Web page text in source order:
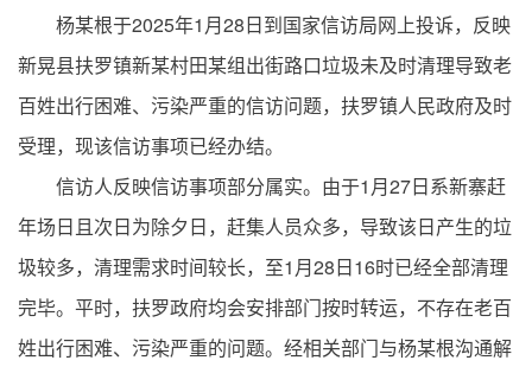
杨某根于2025年1月28日到国家信访局网上投诉，反映
新晃县扶罗镇新某村田某组出街路口垃圾未及时清理导致老
百姓出行困难、污染严重的信访问题，扶罗镇人民政府及时
受理，现该信访事项已经办结。
信访人反映信访事项部分属实。由于1月27日系新寨赶
年场日且次日为除夕日，赶集人员众多，导致该日产生的垃
圾较多，清理需求时间较长，至1月28日16时已经全部清理
完毕。平时，扶罗政府均会安排部门按时转运，不存在老百
姓出行困难、污染严重的问题。经相关部门与杨某根沟通解